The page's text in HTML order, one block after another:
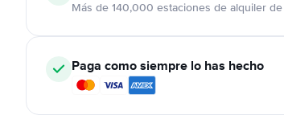
Más de 140,000 estaciones de alquiler
Paga como siempre lo has hecho